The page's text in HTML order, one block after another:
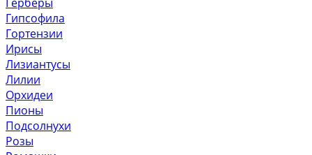
Гипсофила
Гортензии
Ирисы
Лизиантусы
Лилии
Орхидеи
Пионы
Подсолнухи
Розы